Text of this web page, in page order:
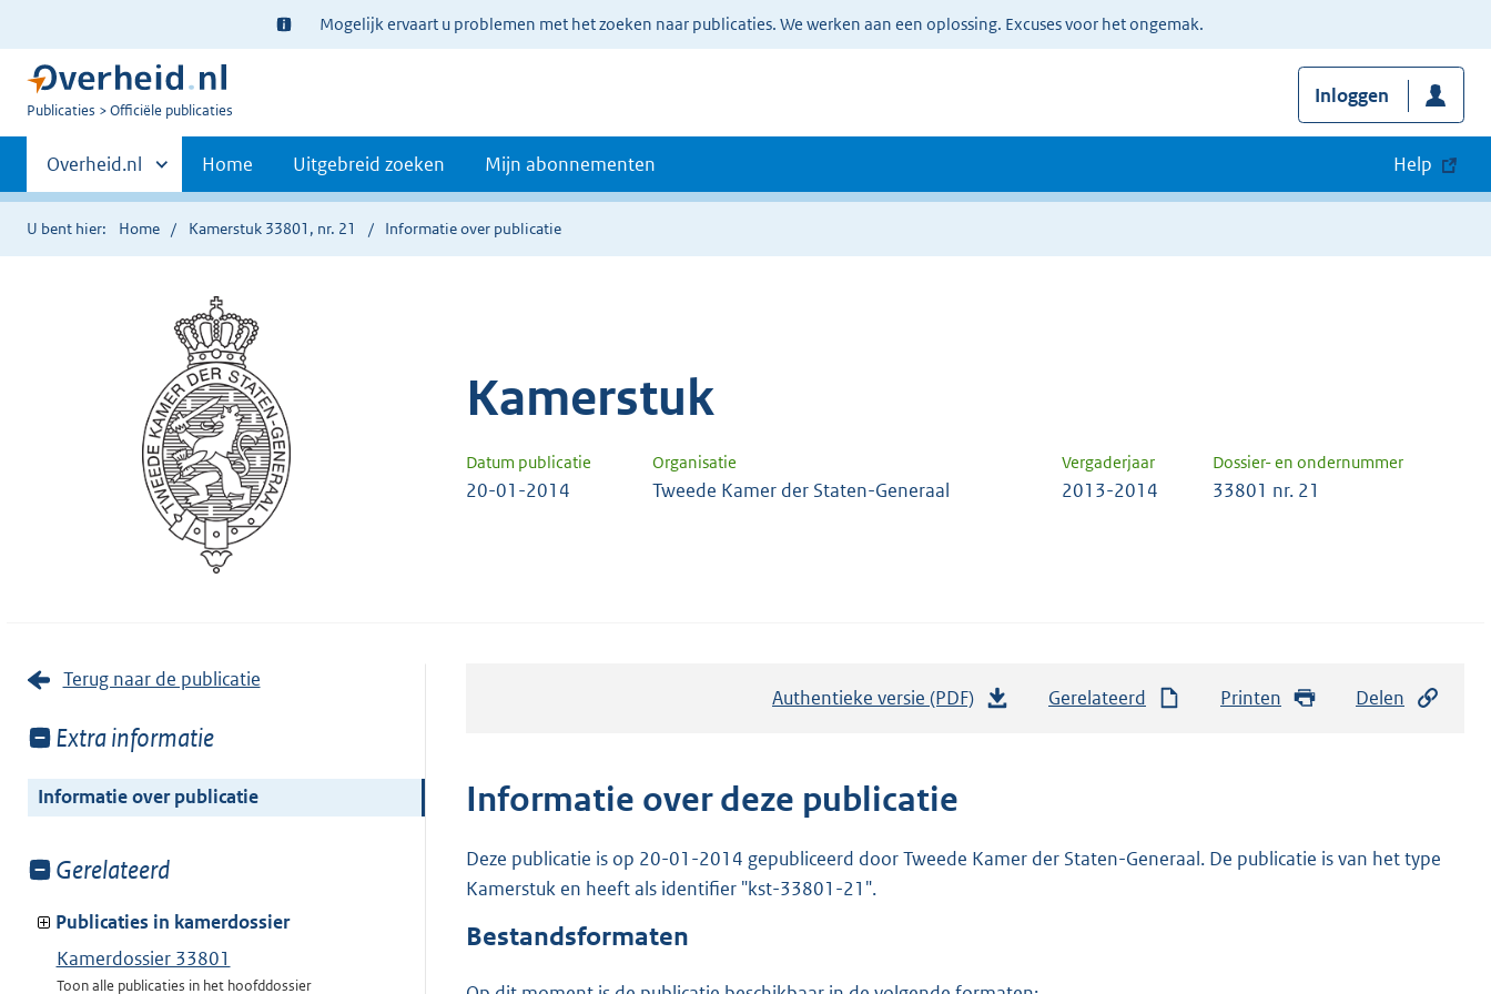
Ter
informatie:
Mogelijk ervaart u problemen met het zoeken naar publicaties. We werken aan een oplossing. Excuses voor het ongemak.
U
Publicaties Officiële publicaties
Inloggen
Primaire
navigatie
Andere
sites
binnen
Overheid.nl Home Uitgebreid zoeken Mijn abonnementen Help
U bent hier: Home Kamerstuk 33801, nr. 21 Informatie over publicatie
Kamerstuk
Datum publicatie Organisatie Vergaderjaar Dossier- en ondernummer
20-01-2014 Tweede Kamer der Staten-Generaal 2013-2014 33801 nr. 21
Terug naar de publicatie
Toon
van:
Extra informatie
Informatie over publicatie
Toon
van:
Gerelateerd
Publicaties in kamerdossier
Kamerdossier 33801
Toon alle publicaties in het hoofddossier
Authentieke versie (PDF)
n
Gerelateerd Printen Delen
Informatie over deze publicatie
Deze publicatie is op 20-01-2014 gepubliceerd door Tweede Kamer der Staten-Generaal. De publicatie is van het type
Kamerstuk en heeft als identifier "kst-33801-21".
Bestandsformaten